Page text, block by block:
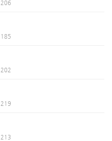
206
185
202
219
213